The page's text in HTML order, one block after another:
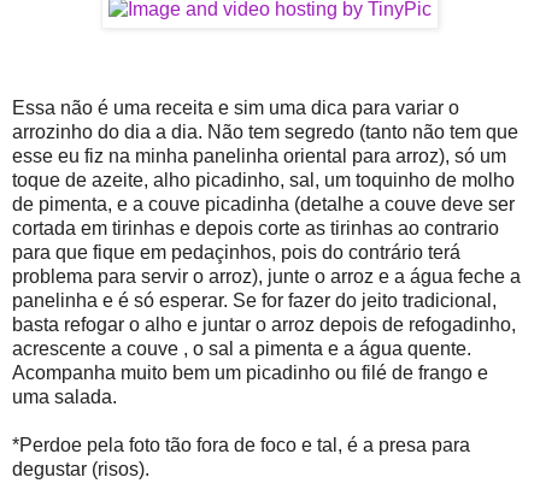
Essa não é uma receita e sim uma dica para variar o
arrozinho do dia a dia. Não tem segredo (tanto não tem que
esse eu fiz na minha panelinha oriental para arroz), só um
toque de azeite, alho picadinho, sal, um toquinho de molho
de pimenta, e a couve picadinha (detalhe a couve deve ser
cortada em tirinhas e depois corte as tirinhas ao contrario
para que fique em pedaçinhos, pois do contrário terá
problema para servir o arroz), junte o arroz e a água feche a
panelinha e é só esperar. Se for fazer do jeito tradicional,
basta refogar o alho e juntar o arroz depois de refogadinho,
acrescente a couve , o sal a pimenta e a água quente.
Acompanha muito bem um picadinho ou filé de frango e
uma salada.
*Perdoe pela foto tão fora de foco e tal, é a presa para
degustar (risos).